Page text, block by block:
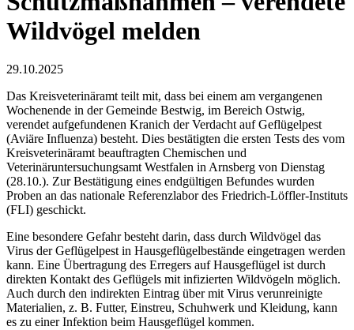
Wildvögel melden
29.10.2025
Das Kreisveterinäramt teilt mit, dass bei einem am vergangenen
Wochenende in der Gemeinde Bestwig, im Bereich Ostwig,
verendet aufgefundenen Kranich der Verdacht auf Geflügelpest
(Aviäre Influenza) besteht. Dies bestätigten die ersten Tests des vom
Kreisveterinäramt beauftragten Chemischen und
Veterinäruntersuchungsamt Westfalen in Arnsberg von Dienstag
(28.10.). Zur Bestätigung eines endgültigen Befundes wurden
Proben an das nationale Referenzlabor des Friedrich-Löffler-Instituts
(FLI) geschickt.
Eine besondere Gefahr besteht darin, dass durch Wildvögel das
Virus der Geflügelpest in Hausgeflügelbestände eingetragen werden
kann. Eine Übertragung des Erregers auf Hausgeflügel ist durch
direkten Kontakt des Geflügels mit infizierten Wildvögeln möglich.
Auch durch den indirekten Eintrag über mit Virus verunreinigte
Materialien, z. B. Futter, Einstreu, Schuhwerk und Kleidung, kann
es zu einer Infektion beim Hausgeflügel kommen.